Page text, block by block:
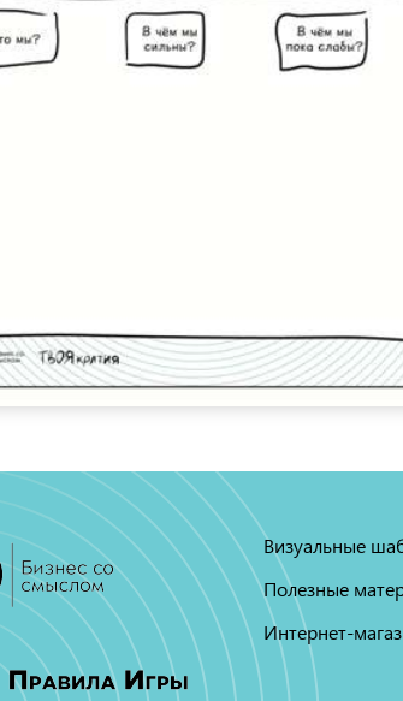
Визуальные
Полезные
Интернет-